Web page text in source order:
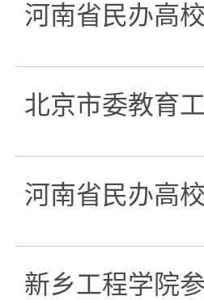
河南省民办高
北京市委教育
河南省民办高
新乡工程学院